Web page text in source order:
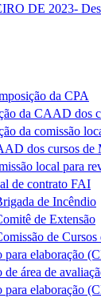
DE 2023-
da CPA
da CAAD dos
da comissão
dos cursos de
local para
de contrato FAI
de Incêndio
de Extensão
de Cursos
elaboração
área de
elaboração